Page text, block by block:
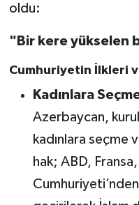
oldu:
"Bir kere yükselen
Cumhuriyetin İlkleri
Kadınlara
Azerbaycan,
kadınlara seçme
hak; ABD,